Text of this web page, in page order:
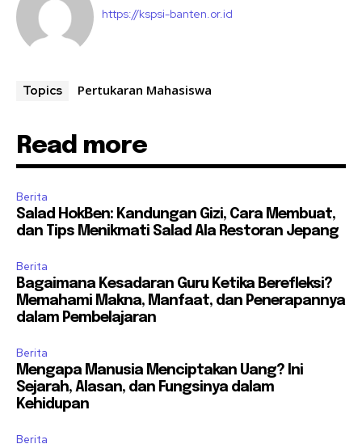
https://kspsi-banten.or.id
Topics Pertukaran Mahasiswa
Read more
Berita
Salad HokBen: Kandungan Gizi, Cara Membuat,
dan Tips Menikmati Salad Ala Restoran Jepang
Berita
Bagaimana Kesadaran Guru Ketika Berefleksi?
Memahami Makna, Manfaat, dan Penerapannya
dalam Pembelajaran
Berita
Mengapa Manusia Menciptakan Uang? Ini
Sejarah, Alasan, dan Fungsinya dalam
Kehidupan
Berita